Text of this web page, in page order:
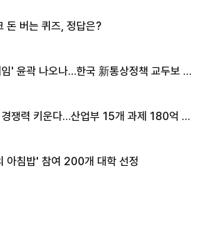
돈 버는 퀴즈, 정답은?
' 윤곽 나오나…한국 新통상정책 교두보 활
쟁력 키운다…산업부 15개 과제 180억 지
아침밥' 참여 200개 대학 선정